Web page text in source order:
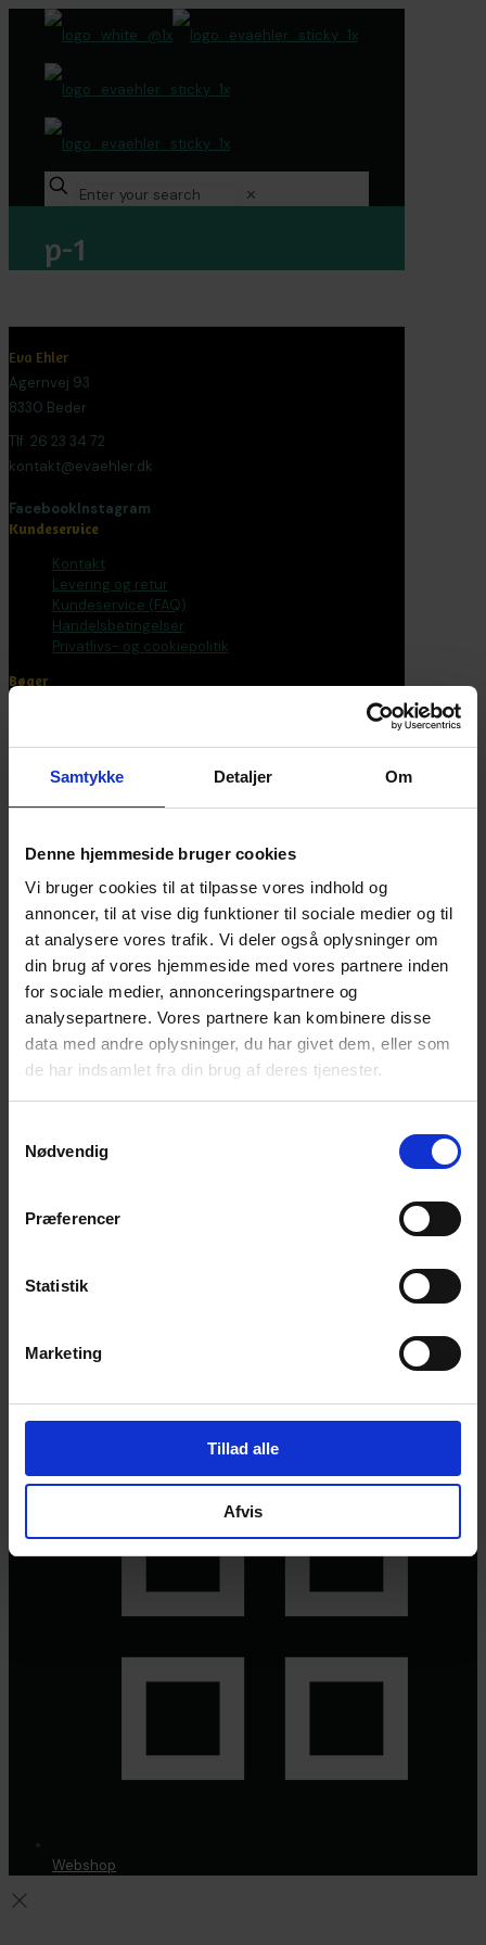
Samtykke Detaljer Om
Denne hjemmeside bruger cookies
Vi bruger cookies til at tilpasse vores indhold og
annoncer, til at vise dig funktioner til sociale medier og til
at analysere vores trafik. Vi deler også oplysninger om
din brug af vores hjemmeside med vores partnere inden
for sociale medier, annonceringspartnere og
analysepartnere. Vores partnere kan kombinere disse
data med andre oplysninger, du har givet dem, eller som
de har indsamlet fra din brug af deres tjenester.
Nødvendig
Præferencer
Statistik
Marketing
Tillad alle
Afvis
✕
p-1
Eva Ehler
Agernvej 93
8330 Beder
Tlf. 26 23 34 72
kontakt@evaehler.dk
FacebookInstagram
Kundeservice
Kontakt
Levering og retur
Kundeservice (FAQ)
Handelsbetingelser
Privatlivs- og cookiepolitik
Bøger
Malebøger
Fantasirejser
Nyhedsbrev
Bliv en del af universet
Få magiske nyheder om bøger, malebøger og
inspiration direkte i din indbakke.
Webshop